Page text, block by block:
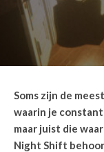
Soms zijn de
waarin je
maar juist die
Night Shift